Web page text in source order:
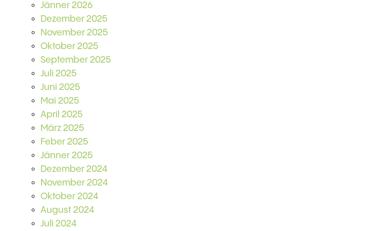
Jänner 2026
Dezember 2025
November 2025
Oktober 2025
September 2025
Juli 2025
Juni 2025
Mai 2025
April 2025
März 2025
Feber 2025
Jänner 2025
Dezember 2024
November 2024
Oktober 2024
August 2024
Juli 2024